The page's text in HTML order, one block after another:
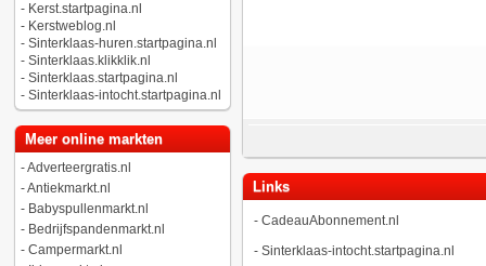
- Kerst.startpagina.nl
- Kerstweblog.nl
- Sinterklaas-huren.startpagina.nl
- Sinterklaas.klikklik.nl
- Sinterklaas.startpagina.nl
- Sinterklaas-intocht.startpagina.nl
Meer online markten
-Adverteergratis.nl
-Antiekmarkt.nl
- Babyspullenmarkt.nl
- Bedrijfspandenmarkt.nl
- Campermarkt.nl
Links
- CadeauAbonnement.nl
- Sinterklaas-intocht.startpagina.nl